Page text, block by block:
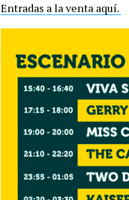
Entradas a la venta aquí.